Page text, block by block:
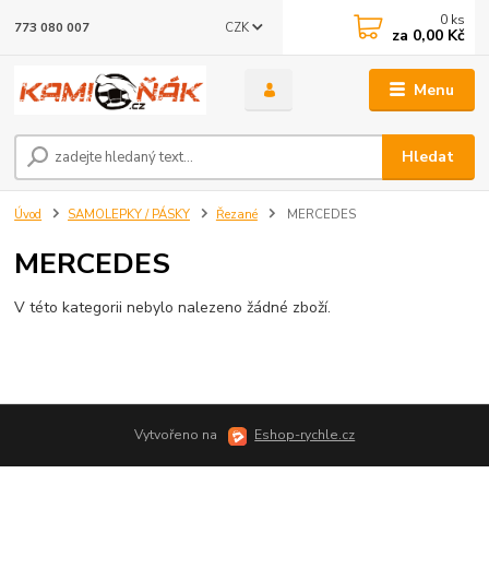
Menu
CZK
Hledat
773 080 007 0 ks
za 0,00 Kč
Úvod SAMOLEPKY / PÁSKY Řezané MERCEDES
MERCEDES
V této kategorii nebylo nalezeno žádné zboží.
Vytvořeno na Eshop-rychle.cz